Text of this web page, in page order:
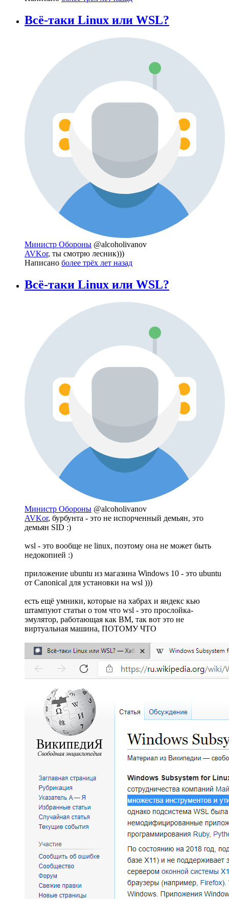
Всё-таки Linux или WSL?
Министр Обороны @alcoholivanov
AVKor, ты смотрю лесник)))
Написано более трёх лет назад
Всё-таки Linux или WSL?
Министр Обороны @alcoholivanov
AVKor, бурбунта - это не испорченный демьян, это
демьян SID :)
wsl - это вообще не linux, поэтому она не может быть
недокопией :)
приложение ubuntu из магазина Windows 10 - это ubuntu
от Canonical для установки на wsl )))
есть ещё умники, которые на хабрах и яндекс кью
штампуют статьи о том что wsl - это прослойка-
эмулятор, работающая как ВМ, так вот это не
виртуальная машина, ПОТОМУ ЧТО